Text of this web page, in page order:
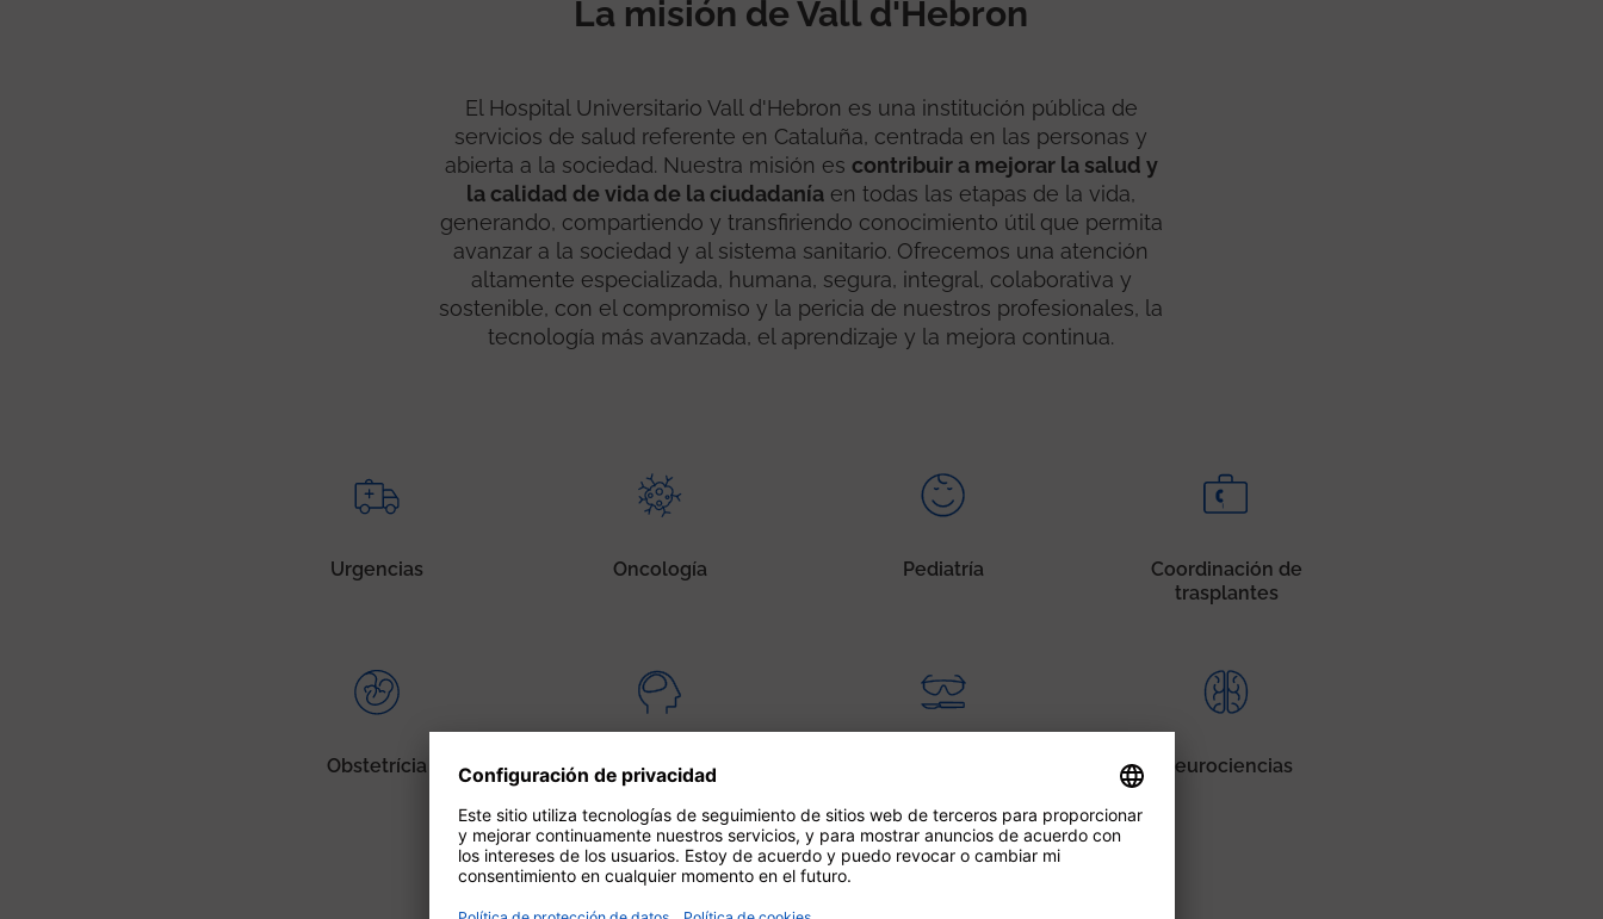
La misión de Vall d'Hebron
El Hospital Universitario Vall d'Hebron es una institución pública de
servicios de salud referente en Cataluña, centrada en las personas y
abierta a la sociedad. Nuestra misión es contribuir a mejorar la salud y
la calidad de vida de la ciudadanía en todas las etapas de la vida,
generando, compartiendo y transfiriendo conocimiento útil que permita
avanzar a la sociedad y al sistema sanitario. Ofrecemos una atención
altamente especializada, humana, segura, integral, colaborativa y
sostenible, con el compromiso y la pericia de nuestros profesionales, la
tecnología más avanzada, el aprendizaje y la mejora continua.
Urgencias Oncología Pediatría
Coordinación de
trasplantes
Obstetrícia Psiquiatría Neurociencias
Descubre todos los servicios y unidades